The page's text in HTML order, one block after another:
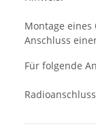
Montage eines
Anschluss
Für folgende